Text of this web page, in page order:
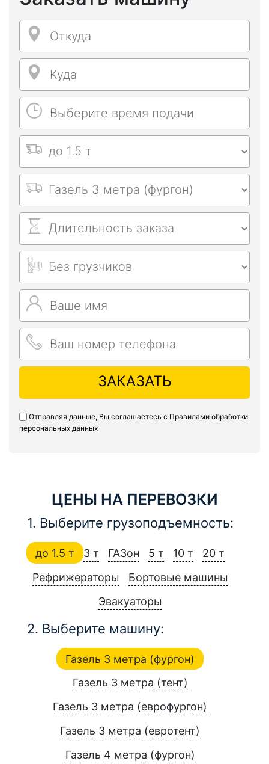
ЗАКАЗАТЬ
Отправляя данные, Вы соглашаетесь с Правилами обработки
персональных данных
ЦЕНЫ НА ПЕРЕВОЗКИ
1. Выберите грузоподъемность:
до 1.5 т 3 т ГАЗон 5 т 10 т
20 т
Рефрижераторы
Бортовые машины
Эвакуаторы
2. Выберите машину:
Газель 3 метра (фургон)
Газель 3 метра (тент)
Газель 3 метра (еврофургон)
Газель 3 метра (евротент)
Газель 4 метра (фургон)